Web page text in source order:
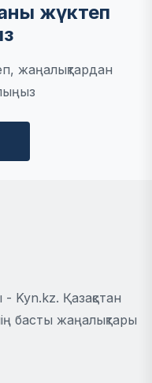
жүктеп
жаңалықтардан
Kyn.kz. Қазақстан
басты жаңалықтары